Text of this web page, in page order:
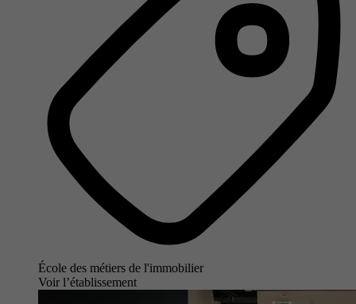
École des métiers de l'immobilier
Voir l’établissement